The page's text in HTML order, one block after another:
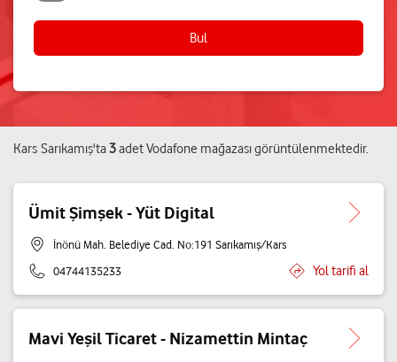
Bul
Kars Sarıkamış'ta3adetVodafone mağazasıgörüntülenmektedir.
Ümit Şimşek - Yüt Digital
İnönü Mah. Belediye Cad. No:191 Sarıkamış/Kars
04744135233
Yol tarifi al
Mavi Yeşil Ticaret - Nizamettin Mintaç